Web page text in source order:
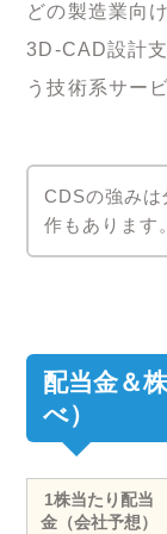
どの製造業向
3D-CAD設計
う技術系サー
CDSの強みは
作もあります。
配当金＆
べ）
1株当たり配当
金（会社予想）